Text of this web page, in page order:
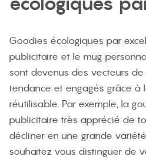
Goodies écologiques par
publicitaire et le mug
sont devenus des vecteurs
tendance et engagés grâce à
réutilisable. Par exemple, la
publicitaire très apprécié de
décliner en une grande
souhaitez vous distinguer de